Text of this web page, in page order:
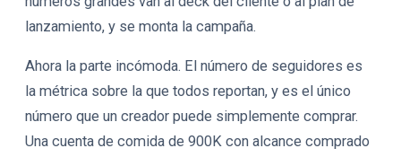
lanzamiento, y se monta la campaña.
Ahora la parte incómoda. El número de seguidores es
la métrica sobre la que todos reportan, y es el único
número que un creador puede simplemente comprar.
Una cuenta de comida de 900K con alcance comprado